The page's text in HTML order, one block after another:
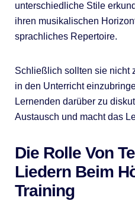
unterschiedliche Stile
ihren musikalischen
sprachliches Repertoire.
Schließlich sollten sie nicht
in den Unterricht
Lernenden darüber zu
Austausch und macht das
Die Rolle Von
Liedern Beim
Training